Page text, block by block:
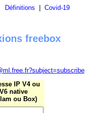
Définitions Covid-19
freebox
IP V4 ou
V6 native
ou Box)